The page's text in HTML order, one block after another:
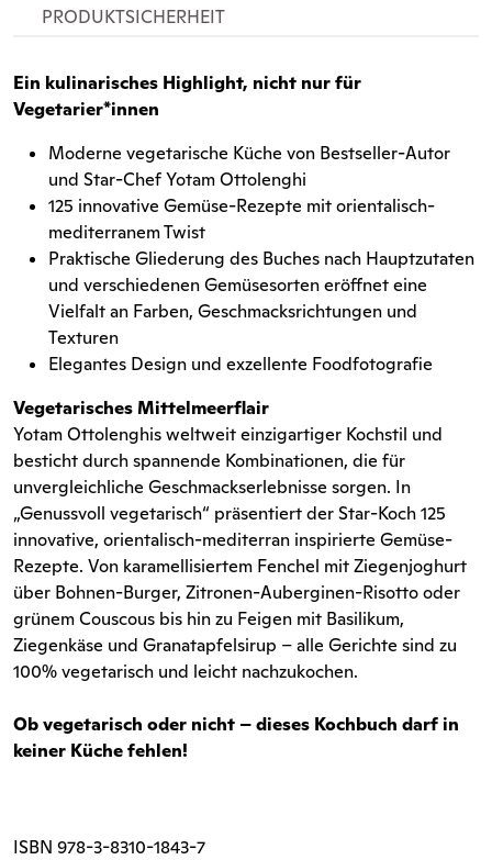
PRODUKTSICHERHEIT
Ein kulinarisches Highlight, nicht nur für
Vegetarier*innen
Moderne vegetarische Küche von Bestseller-Autor
und Star-Chef Yotam Ottolenghi
125 innovative Gemüse-Rezepte mit orientalisch-
mediterranem Twist
Praktische Gliederung des Buches nach Hauptzutaten
und verschiedenen Gemüsesorten eröffnet eine
Vielfalt an Farben, Geschmacksrichtungen und
Texturen
Elegantes Design und exzellente Foodfotografie
Vegetarisches Mittelmeerflair
Yotam Ottolenghis weltweit einzigartiger Kochstil und
besticht durch spannende Kombinationen, die für
unvergleichliche Geschmackserlebnisse sorgen. In
„Genussvoll vegetarisch“ präsentiert der Star-Koch 125
innovative, orientalisch-mediterran inspirierte Gemüse-
Rezepte. Von karamellisiertem Fenchel mit Ziegenjoghurt
über Bohnen-Burger, Zitronen-Auberginen-Risotto oder
grünem Couscous bis hin zu Feigen mit Basilikum,
Ziegenkäse und Granatapfelsirup – alle Gerichte sind zu
100% vegetarisch und leicht nachzukochen.
Ob vegetarisch oder nicht – dieses Kochbuch darf in
keiner Küche fehlen!
ISBN 978-3-8310-1843-7